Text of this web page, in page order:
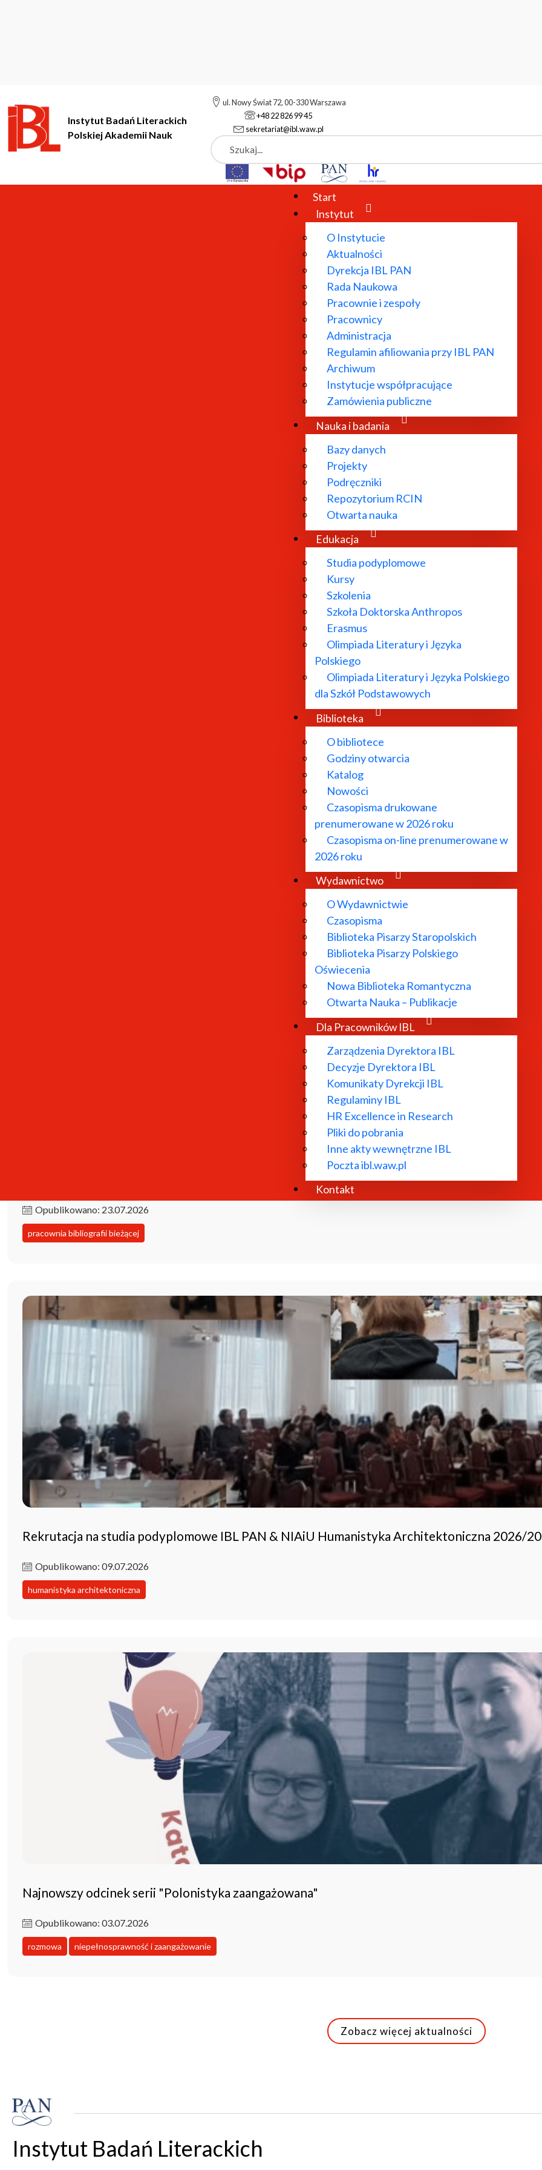
Instytut Badań Literackich
Polskiej Akademii Nauk
ul. Nowy Świat 72, 00-330 Warszawa
+48 22 826 99 45
sekretariat@ibl.waw.pl
Szukaj
Start
Instytut
O Instytucie
Aktualności
Dyrekcja IBL PAN
Rada Naukowa
Pracownie i zespoły
Pracownicy
Administracja
Regulamin afiliowania przy IBL PAN
Archiwum
Instytucje współpracujące
Zamówienia publiczne
Nauka i badania
Bazy danych
Projekty
Podręczniki
Repozytorium RCIN
Otwarta nauka
Edukacja
Studia podyplomowe
Kursy
Szkolenia
Szkoła Doktorska Anthropos
Erasmus
Olimpiada Literatury i Języka
Polskiego
Olimpiada Literatury i Języka Polskiego
dla Szkół Podstawowych
Biblioteka
O bibliotece
Godziny otwarcia
Katalog
Nowości
Czasopisma drukowane
prenumerowane w 2026 roku
Czasopisma on-line prenumerowane w
2026 roku
Wydawnictwo
O Wydawnictwie
Czasopisma
Biblioteka Pisarzy Staropolskich
Biblioteka Pisarzy Polskiego
Oświecenia
Nowa Biblioteka Romantyczna
Otwarta Nauka – Publikacje
Dla Pracowników IBL
Zarządzenia Dyrektora IBL
Decyzje Dyrektora IBL
Komunikaty Dyrekcji IBL
Regulaminy IBL
HR Excellence in Research
Pliki do pobrania
Inne akty wewnętrzne IBL
Poczta ibl.waw.pl
Kontakt
Instytut Badań Literackich PAN został powołany w
prowadzonych w Instytucie jest historia literatury
polskiej, a także rozbudowane prace bibliograficzne i
dokumentacyjne, leksykograficzne oraz edytorskie.
Opublikowano: 23.07.2026
pracownia bibliografii bieżącej
Rekrutacja na studia podyplomowe IBL PAN & NIAiU Humanistyka Architektoniczna 2026/
Opublikowano: 09.07.2026
humanistyka architektoniczna
Najnowszy odcinek serii "Polonistyka zaangażowana"
Opublikowano: 03.07.2026
rozmowa niepełnosprawność i zaangażowanie
Zobacz więcej aktualności
Instytut Badań Literackich